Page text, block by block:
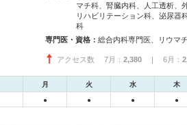
マチ科、腎臓内科、人工透析、
リハビリテーション科、泌尿器
科
専門医・資格：
アクセス数 7月： 2,380 | 6月：
月 火 水 木
● ● ● ●